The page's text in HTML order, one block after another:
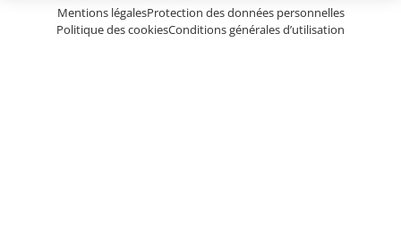
Mentions légalesProtection des données personnelles
Politique des cookiesConditions générales d’utilisation